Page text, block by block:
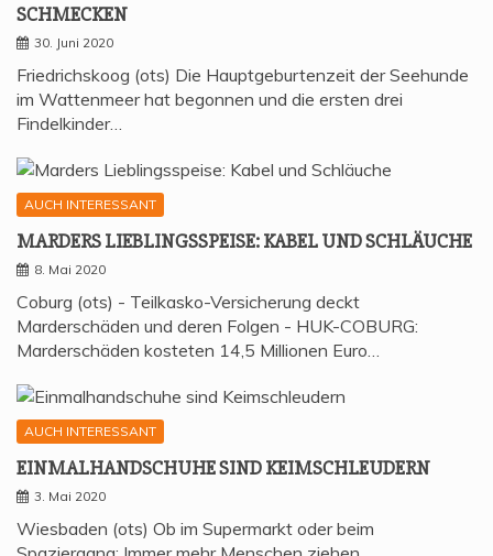
SCHMECKEN
30. Juni 2020
Friedrichskoog (ots) Die Hauptgeburtenzeit der Seehunde
im Wattenmeer hat begonnen und die ersten drei
Findelkinder…
AUCH INTERESSANT
MAR­DERS LIEB­LINGS­SPEI­SE: KABEL UND SCHLÄUCHE
8. Mai 2020
Coburg (ots) - Teilkasko-Versicherung deckt
Marderschäden und deren Folgen - HUK-COBURG:
Marderschäden kosteten 14,5 Millionen Euro…
AUCH INTERESSANT
EIN­MAL­HAND­SCHU­HE SIND KEIMSCHLEUDERN
3. Mai 2020
Wiesbaden (ots) Ob im Supermarkt oder beim